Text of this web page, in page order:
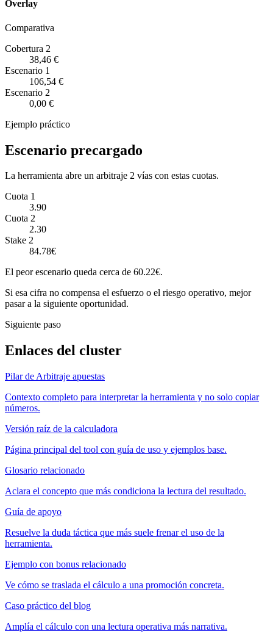
Overlay
Comparativa
Cobertura 2
38,46 €
Escenario 1
106,54 €
Escenario 2
0,00 €
Ejemplo práctico
Escenario precargado
La herramienta abre un arbitraje 2 vías con estas cuotas.
Cuota 1
3.90
Cuota 2
2.30
Stake 2
84.78€
El peor escenario queda cerca de 60.22€.
Si esa cifra no compensa el esfuerzo o el riesgo operativo, mejor
pasar a la siguiente oportunidad.
Siguiente paso
Enlaces del cluster
Pilar de Arbitraje apuestas
Contexto completo para interpretar la herramienta y no solo copiar
números.
Versión raíz de la calculadora
Página principal del tool con guía de uso y ejemplos base.
Glosario relacionado
Aclara el concepto que más condiciona la lectura del resultado.
Guía de apoyo
Resuelve la duda táctica que más suele frenar el uso de la
herramienta.
Ejemplo con bonus relacionado
Ve cómo se traslada el cálculo a una promoción concreta.
Caso práctico del blog
Amplía el cálculo con una lectura operativa más narrativa.